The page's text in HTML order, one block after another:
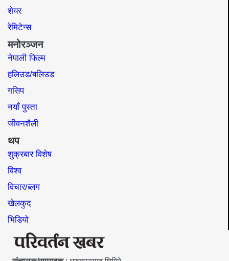
शेयर
रेमिटेन्स
मनोरञ्जन
नेपाली फिल्म
हलिउड/बलिउड
गसिप
नयाँ पुस्ता
जीवनशैली
थप
शुक्रबार विशेष
विश्व
विचार/ब्लग
खेलकुद
भिडियो